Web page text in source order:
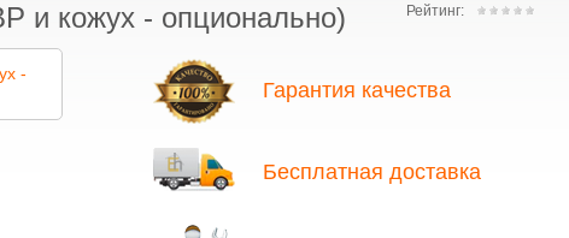
и кожух - опционально) Рейтинг:
Гарантия качества
подбору партнёров/поставщиков, мы предоставляем 100%-
ю гарантию качества всех генераторов и обслуживания. У
нас вы найдёте только оригинальную продукцию с честной
завозятся в Украину официальными представителями
Бесплатная доставка